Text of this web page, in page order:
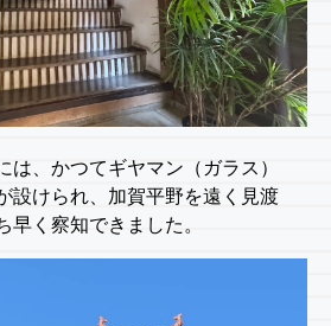
は、かつてギヤマン（ガラス）
設けられ、加賀平野を遠く見渡
早く察知できました。